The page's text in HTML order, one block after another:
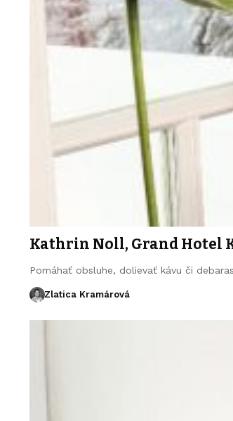
Kathrin Noll, Grand Hotel
Pomáhať obsluhe, dolievať kávu či
Zlatica Kramárová